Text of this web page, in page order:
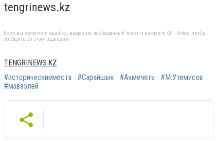
tengrinews.kz
Если вы заметили ошибку, выделите необходимый текст и нажмите Ctrl+Enter, чтобы
сообщить об этом редакции
TENGRINEWS.KZ
#историческиеместа
#Сарайшык #Акмечеть
#М.Утемисов
#мавзолей